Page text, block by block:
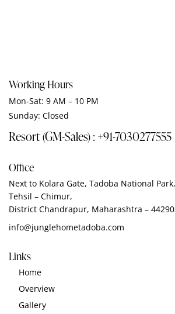
Working Hours
Mon-Sat: 9 AM – 10 PM
Sunday: Closed
Resort (GM-Sales) : +91-7030277555
Office
Next to Kolara Gate, Tadoba National
Tehsil – Chimur,
District Chandrapur, Maharashtra –
info@junglehometadoba.com
Links
Home
Overview
Gallery